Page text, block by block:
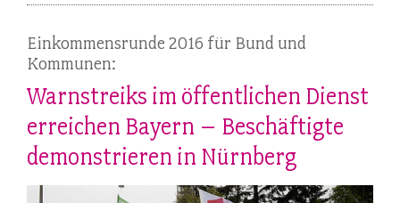
Einkommensrunde 2016 für Bund und
Kommunen:
Warnstreiks im öffentlichen Dienst
erreichen Bayern – Beschäftigte
demonstrieren in Nürnberg